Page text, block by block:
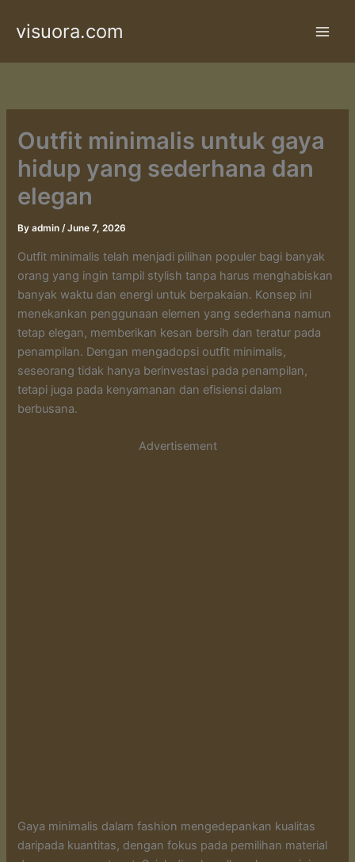
visuora.com
Outfit minimalis untuk gaya
hidup yang sederhana dan
elegan
Byadmin/June 7, 2026
Outfit minimalis telah menjadi pilihan populer bagi banyak
orang yang ingin tampil stylish tanpa harus menghabiskan
banyak waktu dan energi untuk berpakaian. Konsep ini
menekankan penggunaan elemen yang sederhana namun
tetap elegan, memberikan kesan bersih dan teratur pada
penampilan. Dengan mengadopsi outfit minimalis,
seseorang tidak hanya berinvestasi pada penampilan,
tetapi juga pada kenyamanan dan efisiensi dalam
berbusana.
Advertisement
Gaya minimalis dalam fashion mengedepankan kualitas
daripada kuantitas, dengan fokus pada pemilihan material